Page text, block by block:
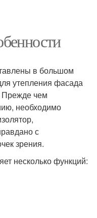
в большом
утепления фасада
чем
необходимо
с
зрения.
несколько функций: